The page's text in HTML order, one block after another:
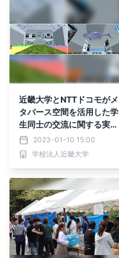
近畿大学とNTTドコモがメ
タバース空間を活用した学
生同士の交流に関する実証
実験を開始
2023-01-10 15:00
学校法人近畿大学